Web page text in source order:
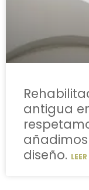
antigua
diseño.